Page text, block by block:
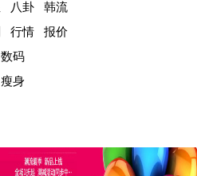
八卦
韩流
行情
报价
数码
瘦身